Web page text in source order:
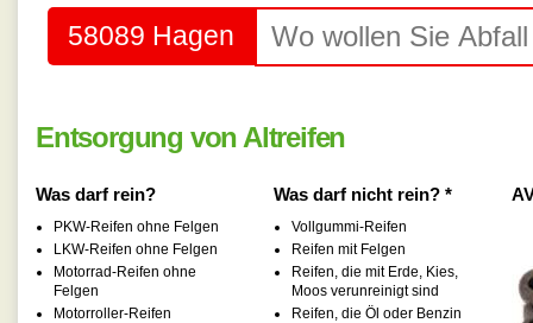
58089 Hagen
Entsorgung von Altreifen
Was darf rein?
PKW-Reifen ohne Felgen
LKW-Reifen ohne Felgen
Motorrad-Reifen ohne
Felgen
Motorroller-Reifen
Was darf nicht rein? *
Vollgummi-Reifen
Reifen mit Felgen
Reifen, die mit Erde, Kies,
Moos verunreinigt sind
Reifen, die Öl oder Benzin